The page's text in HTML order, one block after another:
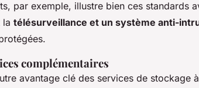
par exemple, illustre bien ces standards
la télésurveillance et un système anti-
complémentaires
avantage clé des services de stockage